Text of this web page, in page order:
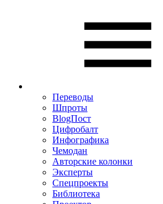
Переводы
Шпроты
BlogПост
Цифробалт
Инфографика
Чемодан
Авторские колонки
Эксперты
Спецпроекты
Библиотека